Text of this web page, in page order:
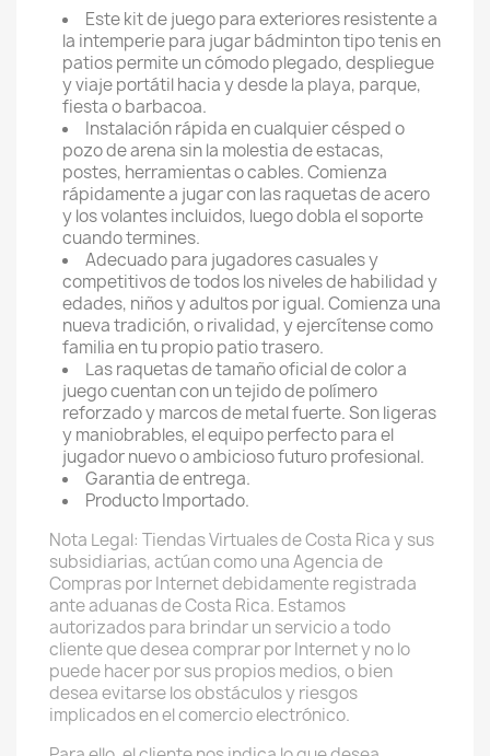
Este kit de juego para exteriores resistente a
la intemperie para jugar bádminton tipo tenis en
patios permite un cómodo plegado, despliegue
y viaje portátil hacia y desde la playa, parque,
fiesta o barbacoa.
Instalación rápida en cualquier césped o
pozo de arena sin la molestia de estacas,
postes, herramientas o cables. Comienza
rápidamente a jugar con las raquetas de acero
y los volantes incluidos, luego dobla el soporte
cuando termines.
Adecuado para jugadores casuales y
competitivos de todos los niveles de habilidad y
edades, niños y adultos por igual. Comienza una
nueva tradición, o rivalidad, y ejercítense como
familia en tu propio patio trasero.
Las raquetas de tamaño oficial de color a
juego cuentan con un tejido de polímero
reforzado y marcos de metal fuerte. Son ligeras
y maniobrables, el equipo perfecto para el
jugador nuevo o ambicioso futuro profesional.
Garantia de entrega.
Producto Importado.
Nota Legal: Tiendas Virtuales de Costa Rica y sus
subsidiarias, actúan como una Agencia de
Compras por Internet debidamente registrada
ante aduanas de Costa Rica. Estamos
autorizados para brindar un servicio a todo
cliente que desea comprar por Internet y no lo
puede hacer por sus propios medios, o bien
desea evitarse los obstáculos y riesgos
implicados en el comercio electrónico.